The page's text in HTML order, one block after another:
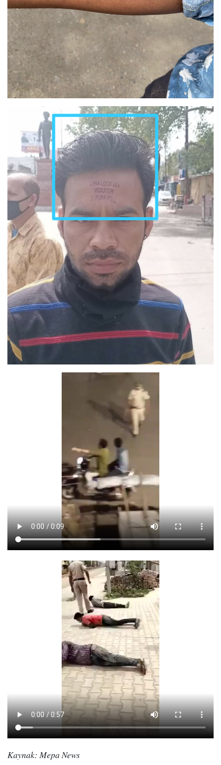
Kaynak: Mepa News